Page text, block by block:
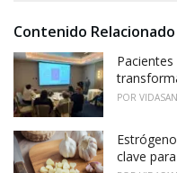
Contenido Relacionado
POR
clave